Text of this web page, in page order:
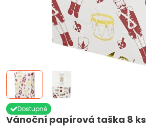
Vánoční papírová taška 8 ks
Dostupné